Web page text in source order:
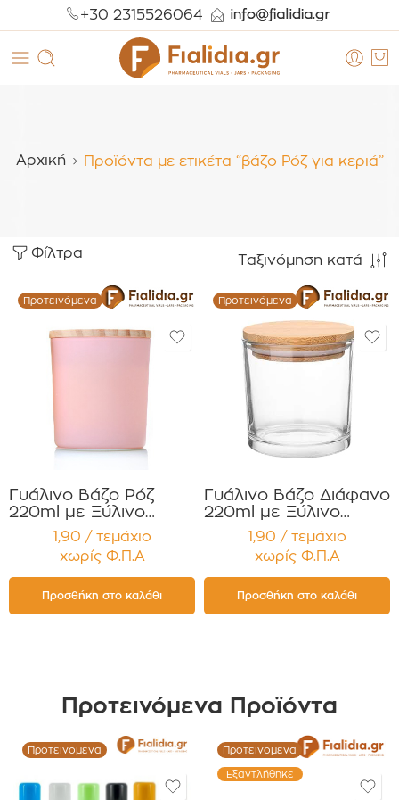
+30 2315526064
Αρχική Προϊόντα με ετικέτα “βάζο Ρόζ για κεριά”
Φίλτρα Ταξινόμηση κατά
Προτεινόμενα
Γυάλινο Βάζο Ρόζ
220ml με Ξύλινο
Καπάκι για Κεριά
Συσκευασία 12
τεμαχίων
1,90 / τεμάχιο
χωρίς Φ.Π.Α
Προσθήκη στο καλάθι
Προτεινόμενα
Γυάλινο Βάζο Διάφανο
220ml με Ξύλινο
Καπάκι για Κεριά
Συσκευασία 12
τεμαχίων
1,90 / τεμάχιο
χωρίς Φ.Π.Α
Προσθήκη στο καλάθι
Προτεινόμενα Προϊόντα
Προτεινόμενα Προτεινόμενα
Εξαντλήθηκε